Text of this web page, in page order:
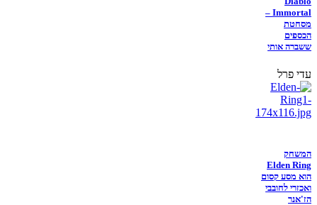
Immortal –
מסחטת
הכספים
ששברה אותי
עדי פרל
המשחק
Elden Ring
הוא מסע קסום
ואכזרי לחובבי
הז'אנר